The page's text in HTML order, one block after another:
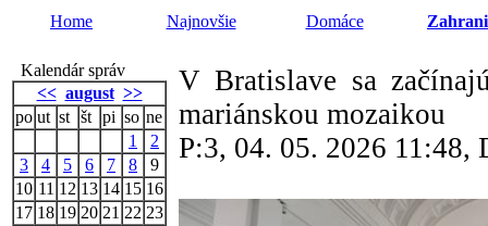
Home Najnovšie Domáce
Kalendár správ
<< august >>
po ut st št pi so ne
1
2
3
4 5 6 7 8
9
10 11 12 13 14 15 16
17 18 19 20 21 22 23
V Bratislave sa
mariánskou mozaikou
P:3, 04. 05. 2026 11:48,